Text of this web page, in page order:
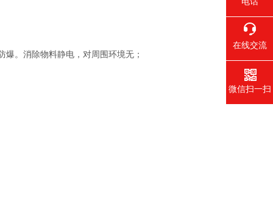
。消除物料静电，对周围环境无；
在线交流
微信扫一扫